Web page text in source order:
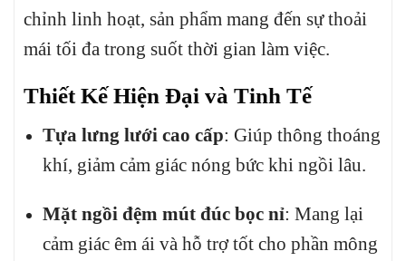
chỉnh linh hoạt, sản phẩm mang đến sự thoải
mái tối đa trong suốt thời gian làm việc.
Thiết Kế Hiện Đại và Tinh Tế
Tựa lưng lưới cao cấp: Giúp thông thoáng
khí, giảm cảm giác nóng bức khi ngồi lâu.
Mặt ngồi đệm mút đúc bọc nỉ: Mang lại
cảm giác êm ái và hỗ trợ tốt cho phần mông